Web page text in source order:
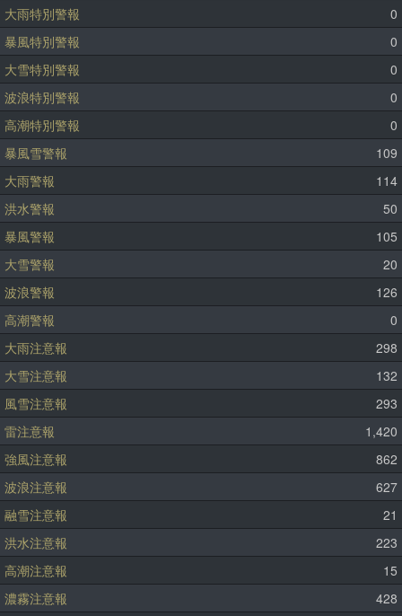
大雨特別警報
0
暴風特別警報
0
大雪特別警報
0
波浪特別警報
0
高潮特別警報
0
暴風雪警報
109
大雨警報
114
洪水警報
50
暴風警報
105
大雪警報
20
波浪警報
126
高潮警報
0
大雨注意報
298
大雪注意報
132
風雪注意報
293
雷注意報
1,420
強風注意報
862
波浪注意報
627
融雪注意報
21
洪水注意報
223
高潮注意報
15
濃霧注意報
428